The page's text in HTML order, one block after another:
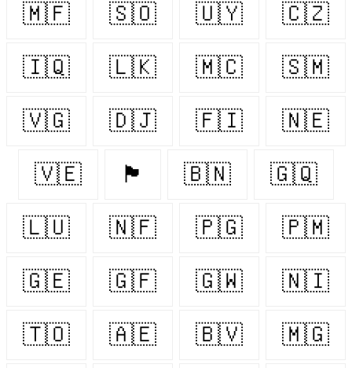
🇲🇫 🇸🇴 🇺🇾 🇨🇿
🇮🇶 🇱🇰 🇲🇨 🇸🇲
🇻🇬 🇩🇯 🇫🇮 🇳🇪
🇻🇪 🏴󠁧󠁢󠁷󠁬󠁳󠁿 🇧🇳 🇬🇶
🇱🇺 🇳🇫 🇵🇬 🇵🇲
🇬🇪 🇬🇫 🇬🇼 🇳🇮
🇹🇴 🇦🇪 🇧🇻 🇲🇬